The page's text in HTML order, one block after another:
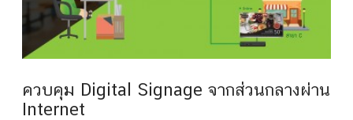
ควบคุม Digital Signage จากส่วนกลางผ่าน
Internet